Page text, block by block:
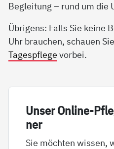
Begleitung – rund um die
Übrigens: Falls Sie keine
Uhr brauchen, schauen
Tagespflege vorbei.
Un­ser On­li­ne-
ner
Sie möchten wissen,